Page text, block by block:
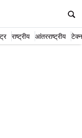
राष्ट्रीय आंतरराष्ट्रीय